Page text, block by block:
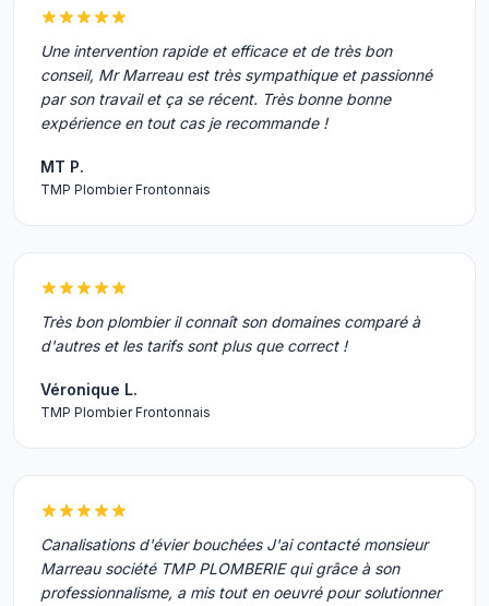
Une intervention rapide et efficace et de très bon
conseil, Mr Marreau est très sympathique et passionné
par son travail et ça se récent. Très bonne bonne
expérience en tout cas je recommande !
MT P.
TMP Plombier Frontonnais
Très bon plombier il connaît son domaines comparé à
d'autres et les tarifs sont plus que correct !
Véronique L.
TMP Plombier Frontonnais
Canalisations d'évier bouchées J'ai contacté monsieur
Marreau société TMP PLOMBERIE qui grâce à son
professionnalisme, a mis tout en oeuvré pour solutionner